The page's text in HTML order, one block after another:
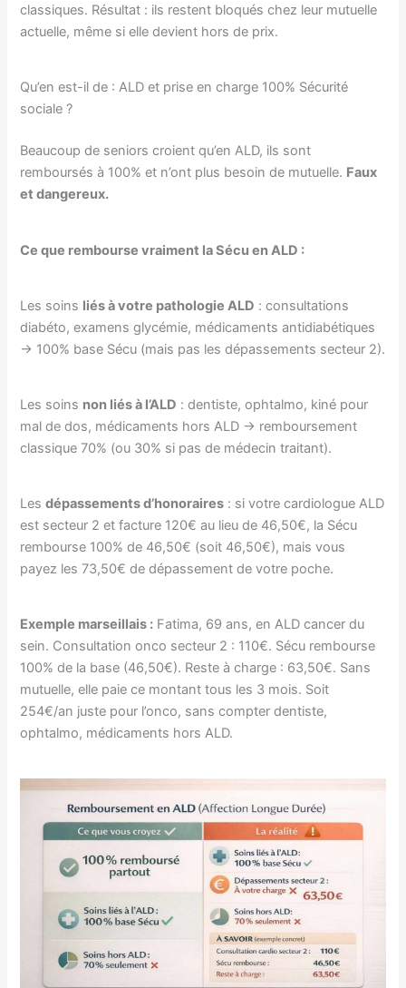
classiques. Résultat : ils restent bloqués chez leur mutuelle
actuelle, même si elle devient hors de prix.
Qu’en est-il de : ALD et prise en charge 100% Sécurité
sociale ?
Beaucoup de seniors croient qu’en ALD, ils sont
remboursés à 100% et n’ont plus besoin de mutuelle. Faux
et dangereux.
Ce que rembourse vraiment la Sécu en ALD :
Les soins liés à votre pathologie ALD : consultations
diabéto, examens glycémie, médicaments antidiabétiques
→ 100% base Sécu (mais pas les dépassements secteur 2).
Les soins non liés à l’ALD : dentiste, ophtalmo, kiné pour
mal de dos, médicaments hors ALD → remboursement
classique 70% (ou 30% si pas de médecin traitant).
Lesdépassements d’honoraires : si votre cardiologue ALD
est secteur 2 et facture 120€ au lieu de 46,50€, la Sécu
rembourse 100% de 46,50€ (soit 46,50€), mais vous
payez les 73,50€ de dépassement de votre poche.
Exemple marseillais : Fatima, 69 ans, en ALD cancer du
sein. Consultation onco secteur 2 : 110€. Sécu rembourse
100% de la base (46,50€). Reste à charge : 63,50€. Sans
mutuelle, elle paie ce montant tous les 3 mois. Soit
254€/an juste pour l’onco, sans compter dentiste,
ophtalmo, médicaments hors ALD.